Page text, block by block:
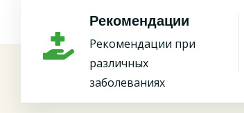
Рекомендации
Рекомендации при
различных
заболеваниях